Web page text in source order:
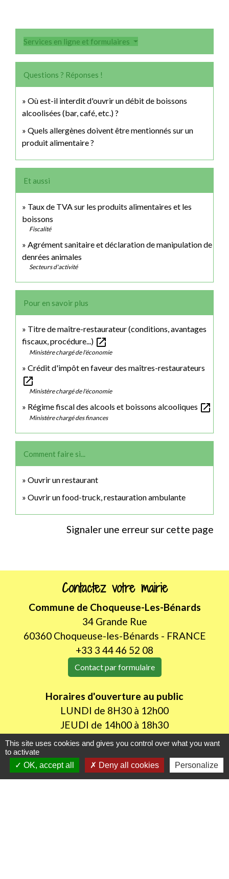
Services en ligne et formulaires
Questions ? Réponses !
Où est-il interdit d'ouvrir un débit de boissons
alcoolisées (bar, café, etc.) ?
Quels allergènes doivent être mentionnés sur un
produit alimentaire ?
Et aussi
Taux de TVA sur les produits alimentaires et les
boissons
Fiscalité
Agrément sanitaire et déclaration de manipulation de
denrées animales
Secteurs d'activité
Pour en savoir plus
Titre de maître-restaurateur (conditions, avantages
fiscaux, procédure...) open_in_new
Ministère chargé de l'économie
Crédit d'impôt en faveur des maîtres-restaurateurs
open_in_new
Ministère chargé de l'économie
Régime fiscal des alcools et boissons alcooliques open_in_new
Ministère chargé des finances
Comment faire si...
Ouvrir un restaurant
Ouvrir un food-truck, restauration ambulante
Signaler une erreur sur cette page
Contactez votre mairie
Commune de Choqueuse-Les-Bénards
34 Grande Rue
60360 Choqueuse-les-Bénards - FRANCE
+33 3 44 46 52 08
Contact par formulaire
Horaires d'ouverture au public
LUNDI de 8H30 à 12h00
JEUDI de 14h00 à 18h30
Liens utiles
This site uses cookies and gives you control over what you want
to activate
OK, accept all
Deny all cookies Personalize